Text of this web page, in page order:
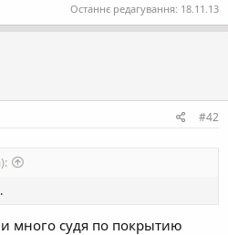
Останнє редагування: 18.11.13
#42
много судя по покрытию